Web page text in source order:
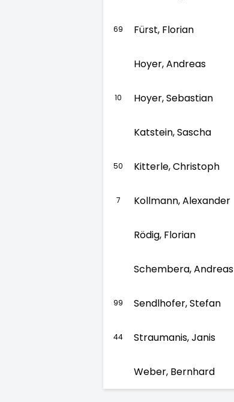
69 Fürst, Florian
Hoyer, Andreas
10 Hoyer, Sebastian
Katstein, Sascha
50 Kitterle, Christoph
7 Kollmann, Alexander
Rödig, Florian
Schembera, Andreas
99 Sendlhofer, Stefan
44 Straumanis, Janis
Weber, Bernhard